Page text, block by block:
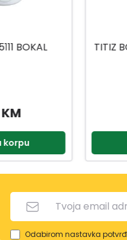
AP-9419
korpu
TITIZ
Odabirom nastavka